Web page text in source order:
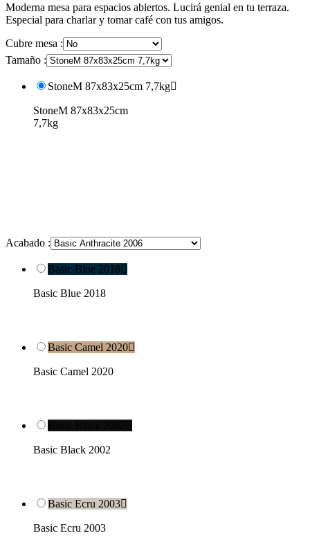
Moderna mesa para espacios abiertos. Lucirá genial en tu terraza.
Especial para charlar y tomar café con tus amigos.
Cubre mesa :
Tamaño :
StoneM 87x83x25cm 7,7kg
StoneM 87x83x25cm
7,7kg
Acabado :
Basic Blue 2018
Basic Blue 2018
Basic Camel 2020
Basic Camel 2020
Basic Black 2002
Basic Ecru 2003
Basic Ecru 2003